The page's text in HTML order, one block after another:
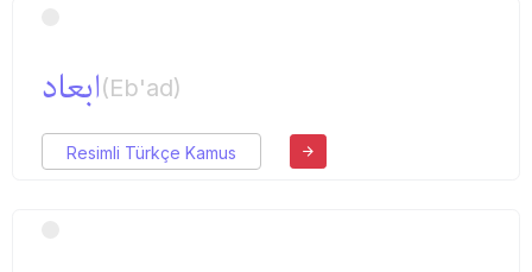
ابعاد(Eb'ad)
Resimli Türkçe Kamus